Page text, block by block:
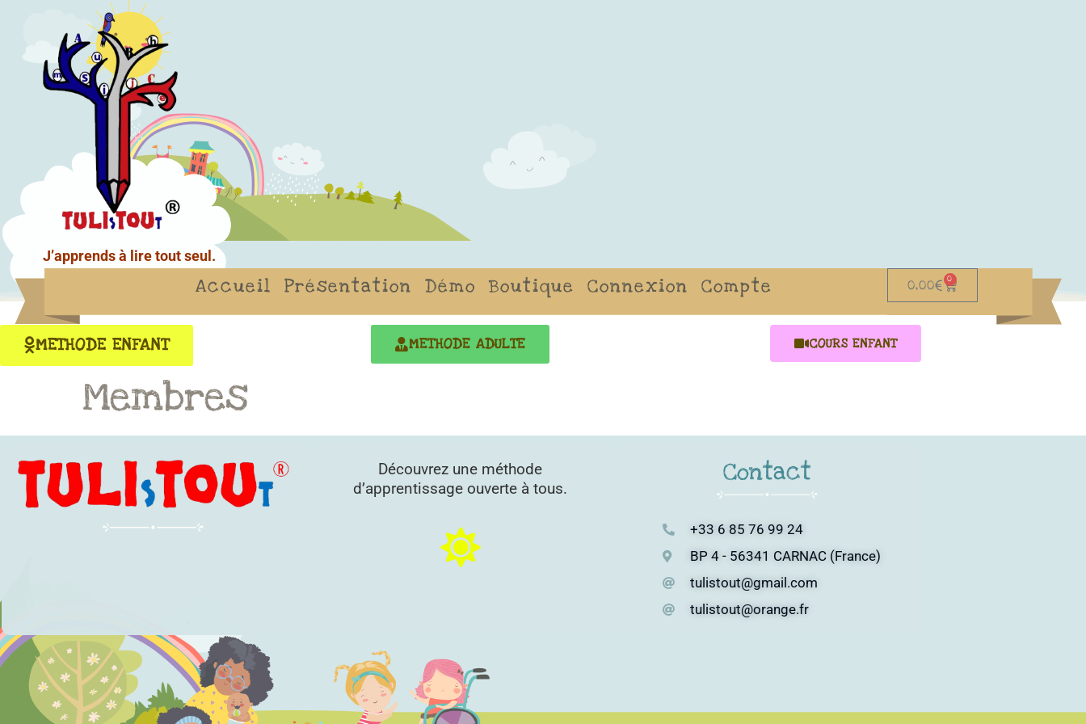
J’apprends à lire tout seul.
Accueil Présentation Démo Boutique Connexion Compte 0,00€ 0
METHODE ENFANT METHODE ADULTE COURS ENFANT
Membres
Découvrez une méthode
d’apprentissage ouverte à tous.
Contact
+33 6 85 76 99 24
BP 4 - 56341 CARNAC (France)
tulistout@gmail.com
tulistout@orange.fr